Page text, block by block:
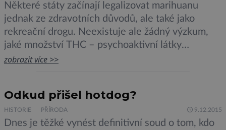
Některé státy začínají legalizovat marihuanu
jednak ze zdravotních důvodů, ale také jako
rekreační drogu. Neexistuje ale žádný výzkum,
jaké množství THC – psychoaktivní látky
obsažené v konopí, způsobuje sníženou
Pokud je ovšem u řidiče podezření na konzumaci
konopí, je nutné odebrat vzorek krve […]
zobrazit více >>
Odkud přišel hotdog?
HISTORIE PŘÍRODA 9.12.2015
Dnes je těžké vynést definitivní soud o tom, kdo